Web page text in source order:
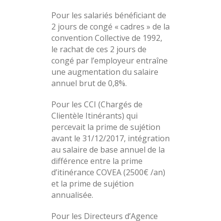
Pour les salariés bénéficiant de
2 jours de congé « cadres » de la
convention Collective de 1992,
le rachat de ces 2 jours de
congé par l’employeur entraîne
une augmentation du salaire
annuel brut de 0,8%.
Pour les CCI (Chargés de
Clientèle Itinérants) qui
percevait la prime de sujétion
avant le 31/12/2017, intégration
au salaire de base annuel de la
différence entre la prime
d’itinérance COVEA (2500€ /an)
et la prime de sujétion
annualisée.
Pour les Directeurs d’Agence